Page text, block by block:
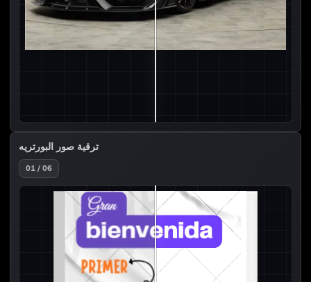
ترقية صور البورتريه
01 / 06